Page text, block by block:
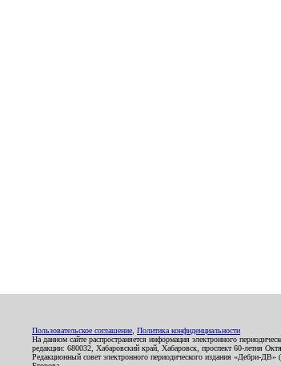
Пользовательское соглашение Политика конфиденциальности
На данном сайте распространяется информация электронного
редакции: 680032, Хабаровский край, Хабаровск, проспект 60-летия
Редакционный совет электронного периодического издания